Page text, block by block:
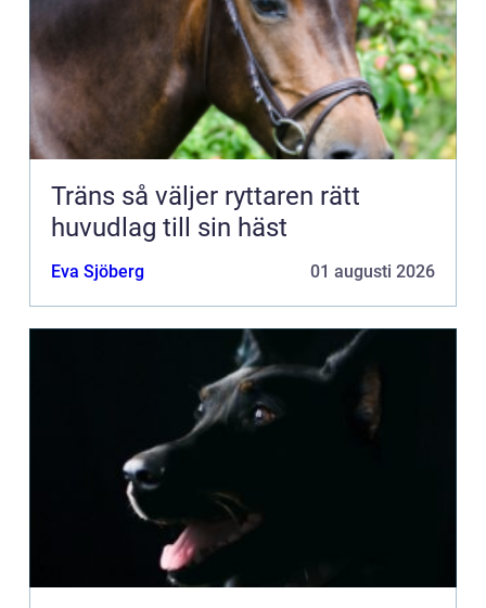
Träns så väljer ryttaren rätt
huvudlag till sin häst
Eva Sjöberg 01 augusti 2026